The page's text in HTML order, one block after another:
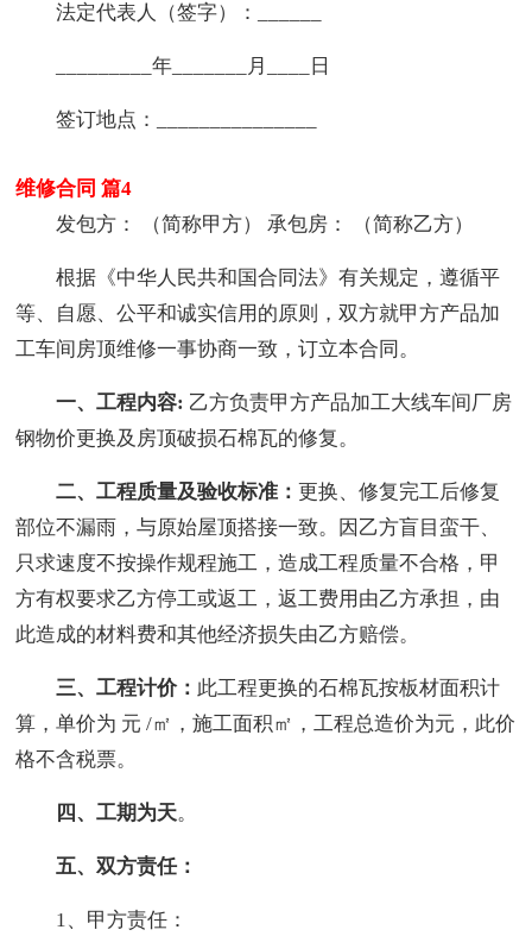
法定代表人（签字）：______
_________年_______月____日
签订地点：_______________
维修合同 篇4
发包方： （简称甲方） 承包房： （简称乙方）
根据《中华人民共和国合同法》有关规定，遵循平
等、自愿、公平和诚实信用的原则，双方就甲方产品加
工车间房顶维修一事协商一致，订立本合同。
一、工程内容: 乙方负责甲方产品加工大线车间厂房
钢物价更换及房顶破损石棉瓦的修复。
二、工程质量及验收标准：更换、修复完工后修复
部位不漏雨，与原始屋顶搭接一致。因乙方盲目蛮干、
只求速度不按操作规程施工，造成工程质量不合格，甲
方有权要求乙方停工或返工，返工费用由乙方承担，由
此造成的材料费和其他经济损失由乙方赔偿。
三、工程计价： 此工程更换的石棉瓦按板材面积计
算，单价为 元 /㎡，施工面积㎡，工程总造价为元，此价
格不含税票。
四、工期为天。
五、双方责任：
1、甲方责任：